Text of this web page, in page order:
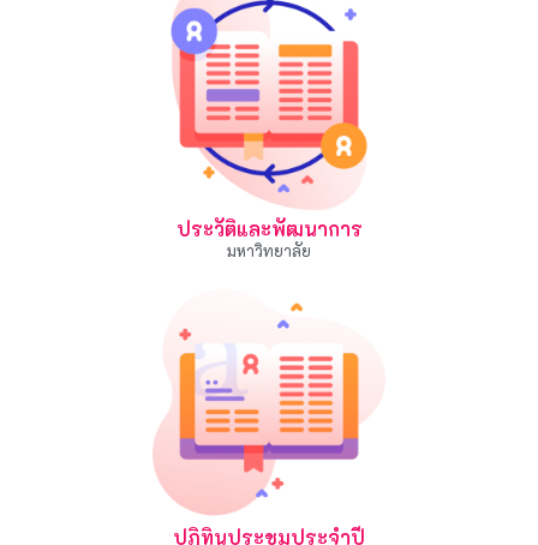
ประวัติและพัฒนาการ
มหาวิทยาลัย
ปฏิทินประชุมประจำปี